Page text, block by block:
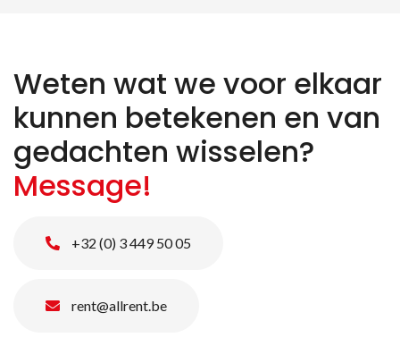
Weten wat we voor elkaar
kunnen betekenen en van
gedachten wisselen?
Message!
+32 (0) 3 449 50 05
rent@allrent.be
Zoeken naar producten